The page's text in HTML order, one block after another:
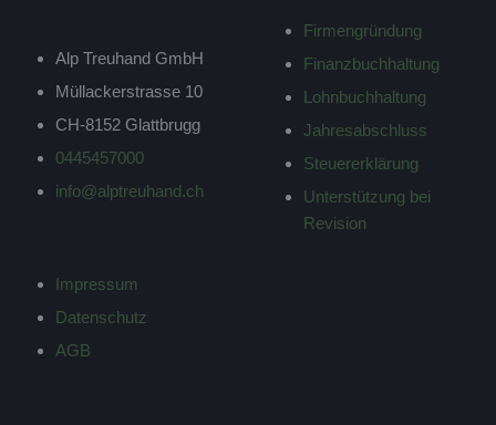
Alp Treuhand GmbH
Müllackerstrasse 10
CH-8152 Glattbrugg
0445457000
info@alptreuhand.ch
Impressum
Datenschutz
AGB
Firmengründung
Finanzbuchhaltung
Lohnbuchhaltung
Jahresabschluss
Steuererklärung
Unterstützung bei
Revision